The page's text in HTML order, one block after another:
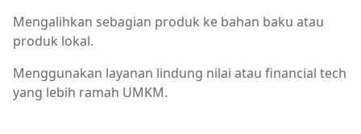
Mengalihkan sebagian produk ke bahan baku atau
produk lokal.
Menggunakan layanan lindung nilai atau financial tech
yang lebih ramah UMKM.